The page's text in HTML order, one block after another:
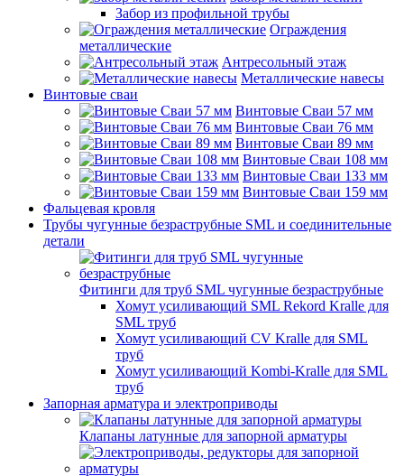
Забор из профильной трубы
Ограждения
металлические
Антресольный этаж
Металлические навесы
Винтовые сваи
Винтовые Сваи 57 мм
Винтовые Сваи 76 мм
Винтовые Сваи 89 мм
Винтовые Сваи 108 мм
Винтовые Сваи 133 мм
Винтовые Сваи 159 мм
Фальцевая кровля
Трубы чугунные безраструбные SML и соединительные
детали
Фитинги для труб SML чугунные безраструбные
Хомут усиливающий SML Rekord Kralle для
SML труб
Хомут усиливающий CV Kralle для SML
труб
Хомут усиливающий Kombi-Kralle для SML
труб
Запорная арматура и электроприводы
Клапаны латунные для запорной арматуры